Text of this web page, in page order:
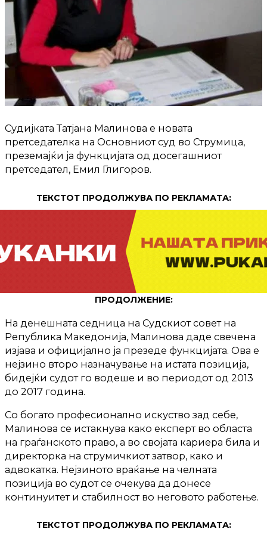
Судијката Татјана Малинова е новата
претседателка на Основниот суд во Струмица,
преземајќи ја функцијата од досегашниот
претседател, Емил Глигоров.
ТЕКСТОТ ПРОДОЛЖУВА ПО РЕКЛАМАТА:
ПРОДОЛЖЕНИЕ:
На денешната седница на Судскиот совет на
Република Македонија, Малинова даде свечена
изјава и официјално ја презеде функцијата. Ова е
нејзино второ назначување на истата позиција,
бидејќи судот го водеше и во периодот од 2013
до 2017 година.
Со богато професионално искуство зад себе,
Малинова се истакнува како експерт во областа
на граѓанското право, а во својата кариера била и
директорка на струмичкиот затвор, како и
адвокатка. Нејзиното враќање на челната
позиција во судот се очекува да донесе
континуитет и стабилност во неговото работење.
ТЕКСТОТ ПРОДОЛЖУВА ПО РЕКЛАМАТА: